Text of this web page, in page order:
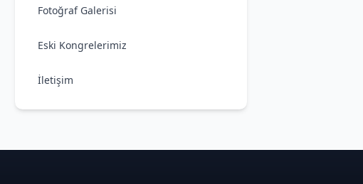
Fotoğraf Galerisi
Eski Kongrelerimiz
İletişim